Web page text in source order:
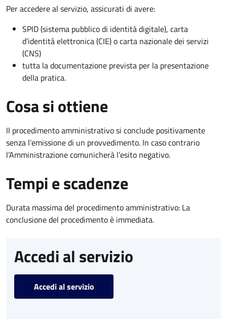
Per accedere al servizio, assicurati di avere:
SPID (sistema pubblico di identità digitale), carta
d’identità elettronica (CIE) o carta nazionale dei servizi
(CNS)
tutta la documentazione prevista per la presentazione
della pratica.
Cosa si ottiene
Il procedimento amministrativo si conclude positivamente
senza l’emissione di un provvedimento. In caso contrario
l’Amministrazione comunicherà l’esito negativo.
Tempi e scadenze
Durata massima del procedimento amministrativo: La
conclusione del procedimento è immediata.
Accedi al servizio
Accedi al servizio